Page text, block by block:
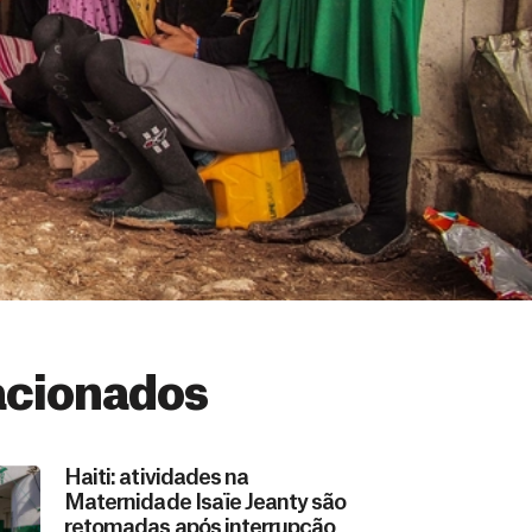
Haiti: atividades na
Maternidade Isaïe Jeanty são
retomadas após interrupção